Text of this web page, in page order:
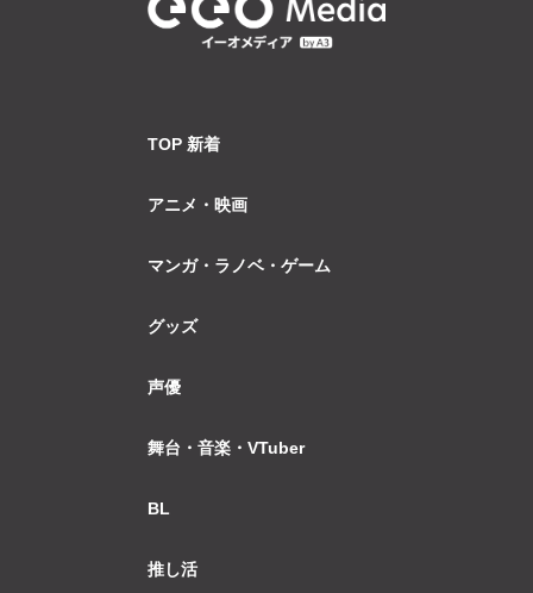
TOP 新着
アニメ・映画
マンガ・ラノベ・ゲーム
グッズ
声優
舞台・音楽・VTuber
BL
推し活